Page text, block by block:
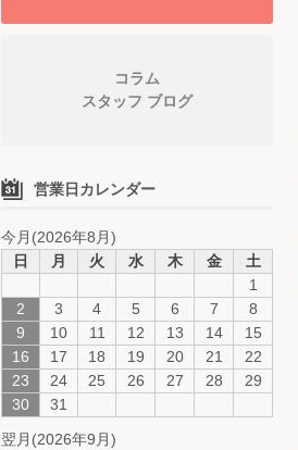
コラム
スタッフ ブログ
営業日カレンダー
今月(2026年8月)
日
月 火 水 木 金
土
1
2
3 4 5 6 7
8
9
10 11 12 13 14
15
16
17 18 19 20 21
22
23
24 25 26 27 28
29
30
31
翌月(2026年9月)